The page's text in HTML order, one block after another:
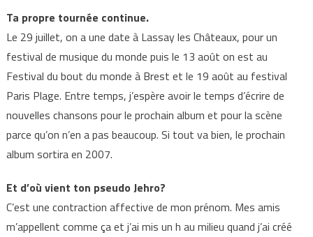
Ta propre tournée continue.
Le 29 juillet, on a une date à Lassay les Châteaux, pour un
festival de musique du monde puis le 13 août on est au
Festival du bout du monde à Brest et le 19 août au festival
Paris Plage. Entre temps, j’espère avoir le temps d’écrire de
nouvelles chansons pour le prochain album et pour la scène
parce qu’on n’en a pas beaucoup. Si tout va bien, le prochain
album sortira en 2007.
Et d’où vient ton pseudo Jehro?
C’est une contraction affective de mon prénom. Mes amis
m’appellent comme ça et j’ai mis un h au milieu quand j’ai créé